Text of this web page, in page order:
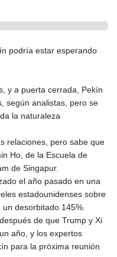
podría estar esperando
y a puerta cerrada, Pekín
según analistas, pero se
la naturaleza
relaciones, pero sabe que
Ho, de la Escuela de
de Singapur.
el año pasado en una
estadounidenses sobre
desorbitado 145%.
de que Trump y Xi
año, y los expertos
para la próxima reunión